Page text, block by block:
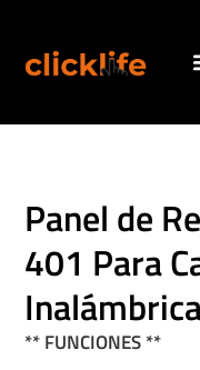
Panel de
401 Para
** FUNCIONES **